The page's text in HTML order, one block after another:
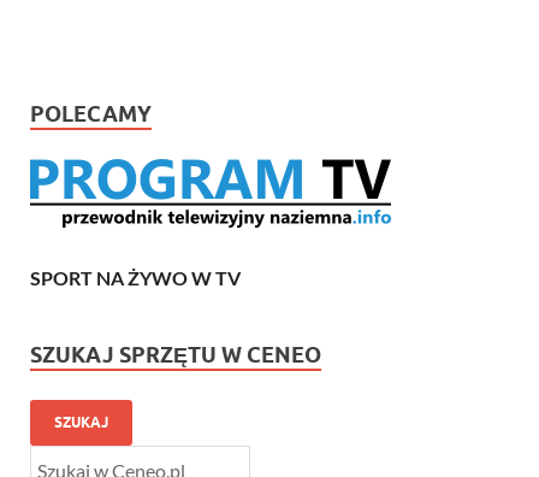
POLECAMY
SPORT NA ŻYWO W TV
SZUKAJ SPRZĘTU W CENEO
SZUKAJ